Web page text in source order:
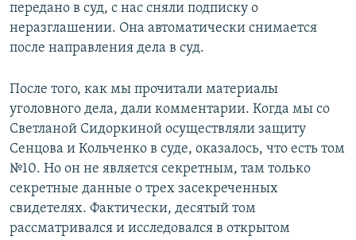
передано в суд, с нас сняли подписку о
неразглашении. Она автоматически снимается
после направления дела в суд.
После того, как мы прочитали материалы
уголовного дела, дали комментарии. Когда мы со
Светланой Сидоркиной осуществляли защиту
Сенцова и Кольченко в суде, оказалось, что есть том
№10. Но он не является секретным, там только
секретные данные о трех засекреченных
свидетелях. Фактически, десятый том
рассматривался и исследовался в открытом